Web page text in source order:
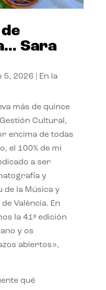
Sara
5, 2026
En la
más de quince
Cultural,
encima de todas
el 100% de mi
a ser
y
de la Música y
València. En
la 41ª edición
y os
abiertos»,
qué